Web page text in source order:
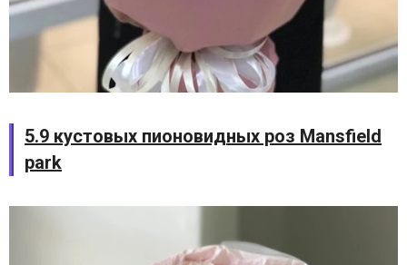
5.9 кустовых пионовидных роз Mansfield
park